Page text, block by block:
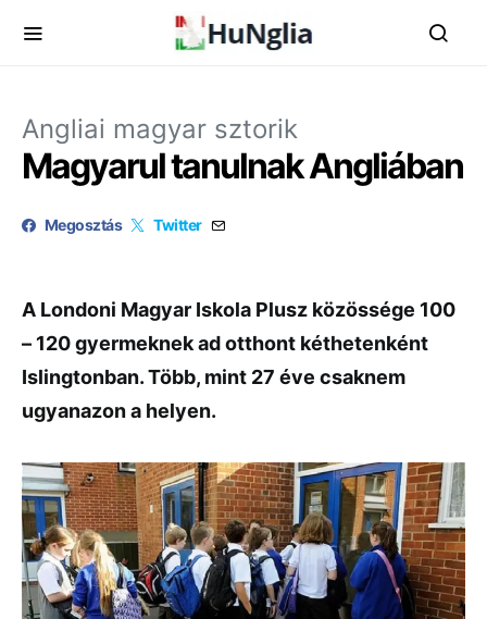
Angliai magyar sztorik
Magyarul tanulnak Angliában
Megosztás Twitter
A Londoni Magyar Iskola Plusz közössége 100
– 120 gyermeknek ad otthont kéthetenként
Islingtonban. Több, mint 27 éve csaknem
ugyanazon a helyen.